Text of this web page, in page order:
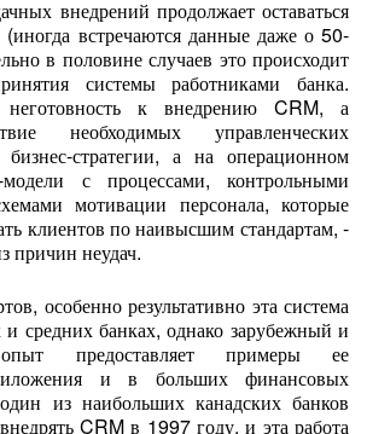
внедрений продолжает оставаться
встречаются данные даже о 50-
в половине случаев это происходит
системы работниками банка.
неготовность к внедрению CRM, а
необходимых управленческих
бизнес-стратегии, а на операционном
с процессами, контрольными
мотивации персонала, которые
клиентов по наивысшим стандартам, -
причин неудач.
особенно результативно эта система
и средних банках, однако зарубежный и
опыт предоставляет примеры ее
и в больших финансовых
из наибольших канадских банков
CRM в 1997 году, и эта работа